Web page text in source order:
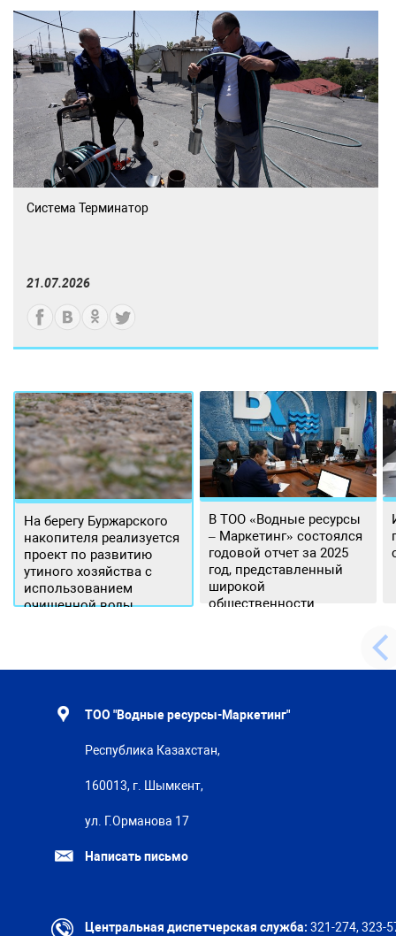
Система Терминатор
21.07.2026
На берегу Буржарского
накопителя реализуется
проект по развитию
утиного хозяйства с
использованием
очищенной воды
В ТОО «Водные ресурсы
– Маркетинг» состоялся
годовой отчет за 2025
год, представленный
широкой
общественности.
ТОО "Водные ресурсы-Маркетинг"
Республика Казахстан,
160013, г. Шымкент,
ул. Г.Орманова 17
Написать письмо
Центральная диспетчерская служба: 321-274, 323-